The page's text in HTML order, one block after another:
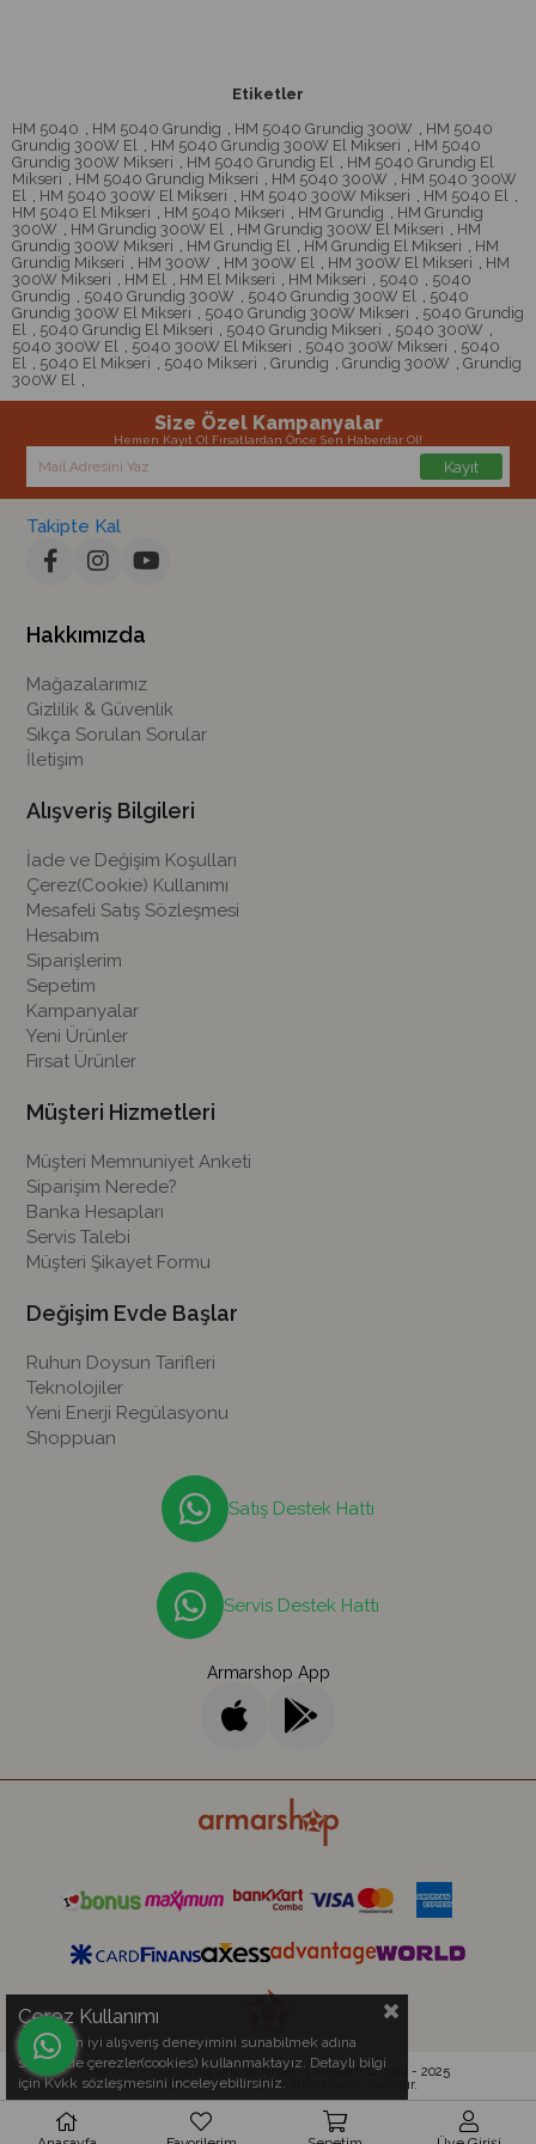
Etiketler
HM 5040 , HM 5040 Grundig , HM 5040 Grundig 300W , HM 5040
Grundig 300W El , HM 5040 Grundig 300W El Mikseri , HM 5040
Grundig 300W Mikseri , HM 5040 Grundig El , HM 5040 Grundig El
Mikseri , HM 5040 Grundig Mikseri , HM 5040 300W , HM 5040 300W
El , HM 5040 300W El Mikseri , HM 5040 300W Mikseri , HM 5040 El ,
HM 5040 El Mikseri , HM 5040 Mikseri , HM Grundig , HM Grundig
300W , HM Grundig 300W El , HM Grundig 300W El Mikseri , HM
Grundig 300W Mikseri , HM Grundig El , HM Grundig El Mikseri , HM
Grundig Mikseri , HM 300W , HM 300W El , HM 300W El Mikseri , HM
300W Mikseri , HM El , HM El Mikseri , HM Mikseri , 5040 , 5040
Grundig , 5040 Grundig 300W , 5040 Grundig 300W El , 5040
Grundig 300W El Mikseri , 5040 Grundig 300W Mikseri , 5040 Grundig
El , 5040 Grundig El Mikseri , 5040 Grundig Mikseri , 5040 300W ,
5040 300W El , 5040 300W El Mikseri , 5040 300W Mikseri , 5040
El , 5040 El Mikseri , 5040 Mikseri , Grundig , Grundig 300W , Grundig
300W El ,
Size Özel Kampanyalar
Hemen Kayıt Ol Fırsatlardan Önce Sen Haberdar Ol!
Kayıt
Takipte Kal
Hakkımızda
Mağazalarımız
Gizlilik & Güvenlik
Sıkça Sorulan Sorular
İletişim
Alışveriş Bilgileri
İade ve Değişim Koşulları
Çerez(Cookie) Kullanımı
Mesafeli Satış Sözleşmesi
Hesabım
Siparişlerim
Sepetim
Kampanyalar
Yeni Ürünler
Fırsat Ürünler
Müşteri Hizmetleri
Müşteri Memnuniyet Anketi
Siparişim Nerede?
Banka Hesapları
Servis Talebi
Müşteri Şikayet Formu
Değişim Evde Başlar
Ruhun Doysun Tarifleri
Teknolojiler
Yeni Enerji Regülasyonu
Shoppuan
Satış Destek Hattı
Servis Destek Hattı
Armarshop App
Kıbrıs'ın En Gelişmiş Online Alışveriş Merkezi © 2014 - 2025
Armar Electronics Ltd.- Tüm Hakları Saklıdır.
Çerez Kullanımı
Sizlere en iyi alışveriş deneyimini sunabilmek adına
sitemizde çerezler(cookies) kullanmaktayız. Detaylı bilgi
için Kvkk sözleşmesini inceleyebilirsiniz.